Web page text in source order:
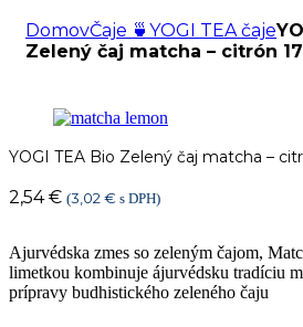
DomovČaje 🍵 YOGI TEA čaje
Zelený čaj matcha – citrón
YOGI TEA Bio Zelený čaj matcha –
2,54€ (3,02€ s DPH)
Ajurvédska zmes so zeleným čajom,
limetkou kombinuje ájurvédsku tradíciu
prípravy budhistického zeleného čaju